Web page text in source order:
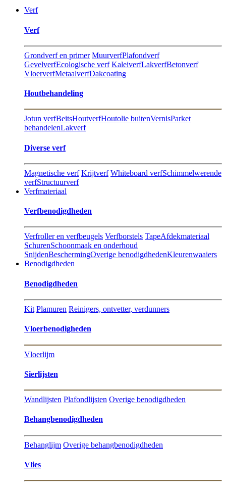
Verf
Verf
Grondverf en primer MuurverfPlafondverf
GevelverfEcologische verf KaleiverfLakverfBetonverf
VloerverfMetaalverfDakcoating
Hout​behandeling
Jotun verfBeitsHoutverfHoutolie buitenVernisParket
behandelenLakverf
Diverse verf
Magnetische verf Krijtverf Whiteboard verfSchimmelwerende
verfStructuurverf
Verfmateriaal
Verfbenodigdheden
Verfroller en verfbeugels Verfborstels TapeAfdekmateriaal
SchurenSchoonmaak en onderhoud
SnijdenBeschermingOverige benodigdhedenKleurenwaaiers
Benodigdheden
Benodigdheden
Kit Plamuren Reinigers, ontvetter, verdunners
Vloerbenodigheden
Vloerlijm
Sierlijsten
Wandlijsten Plafondlijsten Overige benodigdheden
Behangbenodigdheden
Behanglijm Overige behangbenodigdheden
Vlies